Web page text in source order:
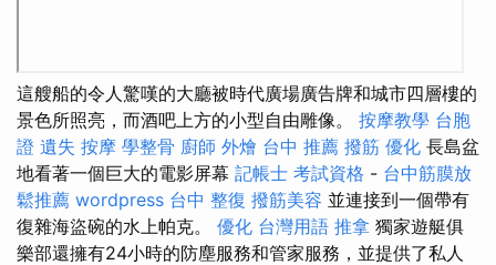
這艘船的令人驚嘆的大廳被時代廣場廣告牌和城市四層樓的
景色所照亮，而酒吧上方的小型自由雕像。 按摩教學 台胞
證 遺失 按摩 學整骨 廚師 外燴 台中 推薦 撥筋 優化 長島盆
地看著一個巨大的電影屏幕 記帳士 考試資格 - 台中筋膜放
鬆推薦 wordpress 台中 整復 撥筋美容 並連接到一個帶有
復雜海盜碗的水上帕克。 優化 台灣用語 推拿 獨家遊艇俱
樂部還擁有24小時的防塵服務和管家服務，並提供了私人